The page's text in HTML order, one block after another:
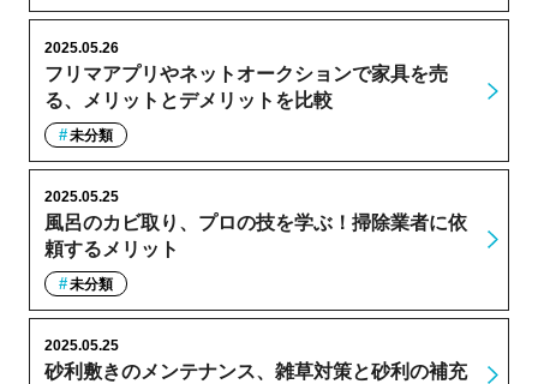
フリマアプリやネットオークションで家具を売
る、メリットとデメリットを比較
2025.05.26
未分類
風呂のカビ取り、プロの技を学ぶ！掃除業者に依
頼するメリット
2025.05.25
未分類
砂利敷きのメンテナンス、雑草対策と砂利の補充
2025.05.25